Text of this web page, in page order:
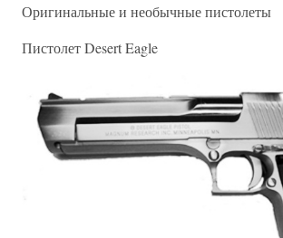
Оригинальные и необычные пистолеты
Пистолет Desert Eagle